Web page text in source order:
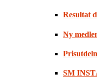
Resultat
Ny
SM